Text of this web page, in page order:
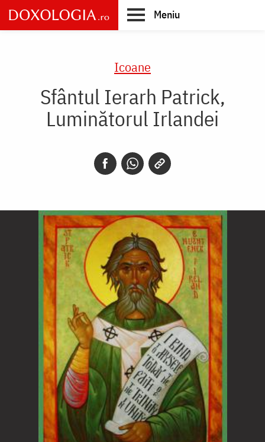
Skip
to
main
Meniu
Icoane
Sfântul Ierarh Patrick,
Luminătorul Irlandei